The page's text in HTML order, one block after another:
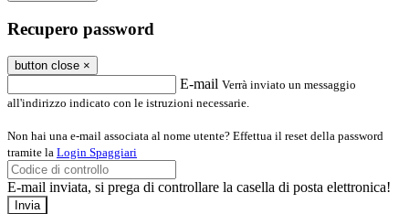
Recupero password
button close ×
E-mail Verrà inviato un messaggio
all'indirizzo indicato con le istruzioni necessarie.
Non hai una e-mail associata al nome utente? Effettua il reset della password
tramite la Login Spaggiari
E-mail inviata, si prega di controllare la casella di posta elettronica!